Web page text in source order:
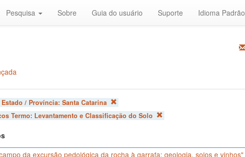
Pesquisa Sobre Guia do usuário Suporte Idioma Padrão
/ Província: Santa Catarina
Termo: Levantamento e Classificação do Solo
da excursão pedológica da rocha à garrafa: geologia, solos e vinhos"